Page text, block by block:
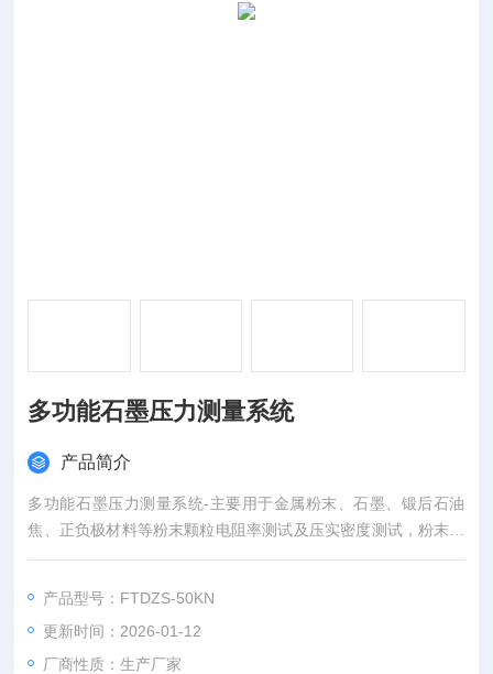
多功能石墨压力测量系统
产品简介
多功能石墨压力测量系统-主要用于金属粉末、石墨、锻后石油
焦、正负极材料等粉末颗粒电阻率测试及压实密度测试，粉末电
阻率测试支持2探针法测试及四探针法测试
产品型号：FTDZS-50KN
更新时间：2026-01-12
厂商性质：生产厂家